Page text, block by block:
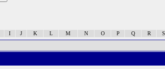
I J K L M N O P Q R S